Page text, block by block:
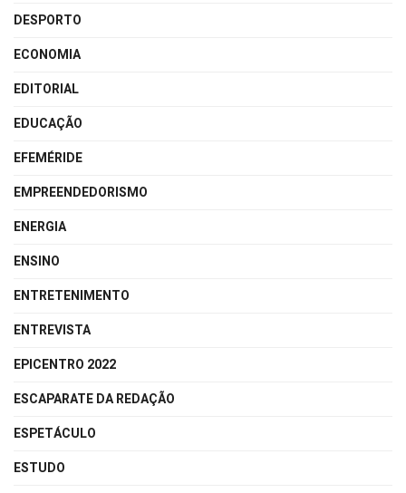
DESPORTO
ECONOMIA
EDITORIAL
EDUCAÇÃO
EFEMÉRIDE
EMPREENDEDORISMO
ENERGIA
ENSINO
ENTRETENIMENTO
ENTREVISTA
EPICENTRO 2022
ESCAPARATE DA REDAÇÃO
ESPETÁCULO
ESTUDO